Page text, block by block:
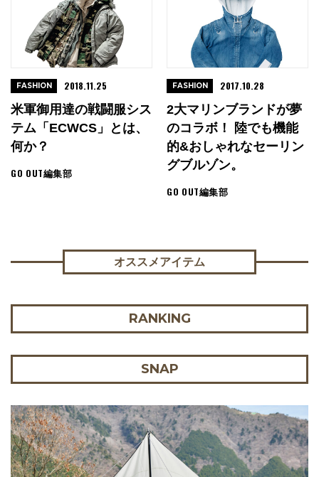
米軍御用達の戦闘服シス
テム「ECWCS」とは、
何か？
GO OUT編集部
FASHION 2018.11.25
2大マリンブランドが夢
のコラボ！ 陸でも機能
的&おしゃれなセーリン
グブルゾン。
GO OUT編集部
FASHION 2017.10.28
オススメアイテム
RANKING
SNAP